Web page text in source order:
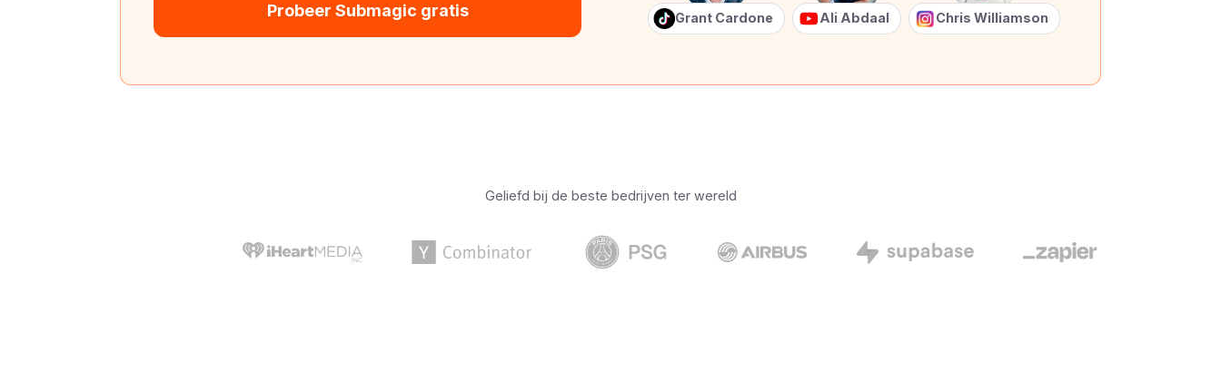
Probeer Submagic gratis Grant Cardone Ali Abdaal Chris Williamson
Geliefd bij de beste bedrijven ter wereld